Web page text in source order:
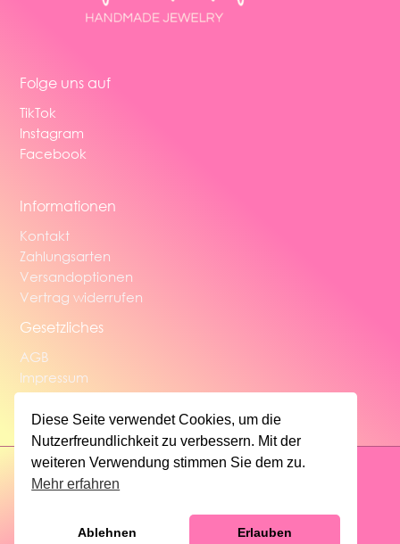
Folge uns auf
TikTok
Instagram
Facebook
Informationen
Kontakt
Zahlungsarten
Versandoptionen
Vertrag widerrufen
Gesetzliches
AGB
Impressum
Widerrufsbelehrung
Datenschutzerklärung
Copyright © 2026 | CrystalClay
Diese Seite verwendet Cookies, um die
Nutzerfreundlichkeit zu verbessern. Mit der
weiteren Verwendung stimmen Sie dem zu.
Mehr erfahren
Ablehnen Erlauben